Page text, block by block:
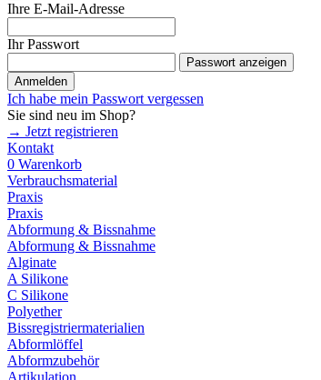
Ihre E-Mail-Adresse
Ihr Passwort
Passwort anzeigen
Anmelden
Ich habe mein Passwort vergessen
Sie sind neu im Shop?
→ Jetzt registrieren
Kontakt
0 Warenkorb
Verbrauchsmaterial
Praxis
Praxis
Abformung & Bissnahme
Abformung & Bissnahme
Alginate
A Silikone
C Silikone
Polyether
Bissregistriermaterialien
Abformlöffel
Abformzubehör
Artikulation